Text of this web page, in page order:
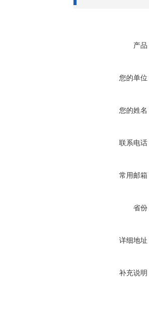
产品
您的单位
您的姓名
联系电话
常用邮箱
省份
详细地址
补充说明